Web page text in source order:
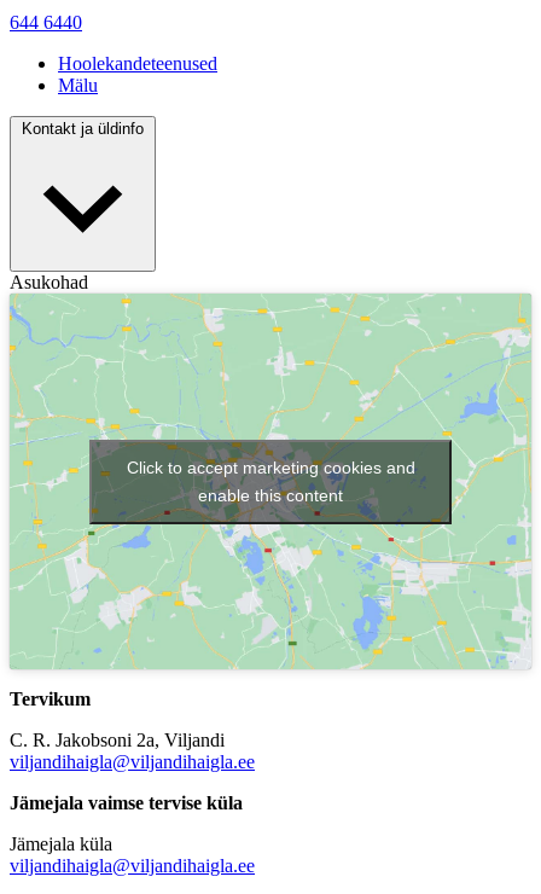
644 6440
Hoolekandeteenused
Mälu
Kontakt ja üldinfo
Asukohad
Click to accept marketing cookies and
enable this content
Tervikum
C. R. Jakobsoni 2a, Viljandi
viljandihaigla@viljandihaigla.ee
Jämejala vaimse tervise küla
Jämejala küla
viljandihaigla@viljandihaigla.ee